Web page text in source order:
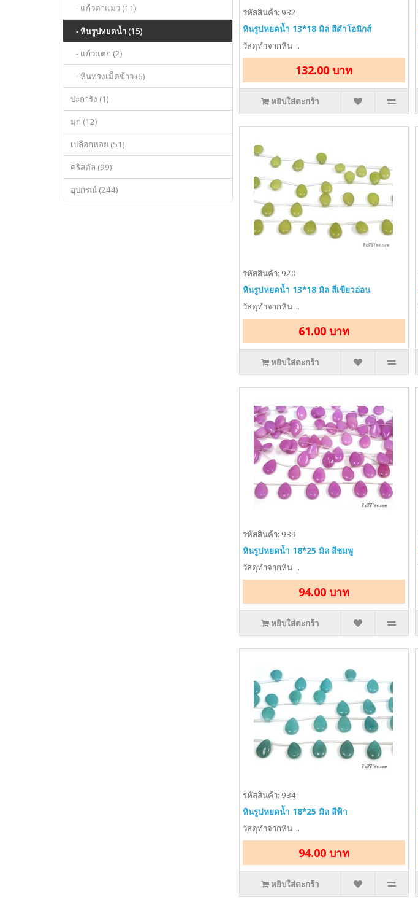
- แก้วตาแมว (11)
- หินรูปหยดน้ำ (15)
- แก้วแตก (2)
- หินทรงเม็ดข้าว (6)
ปะการัง (1)
มุก (12)
เปลือกหอย (51)
คริสตัล (99)
อุปกรณ์ (244)
รหัสสินค้า: 932
หินรูปหยดน้ำ 13*18 มิล สีดำโอนิกส์
วัสดุทำจากหิน ..
132.00 บาท
หยิบใส่ตะกร้า
รหัสสินค้า: 920
หินรูปหยดน้ำ 13*18 มิล สีเขียวอ่อน
วัสดุทำจากหิน ..
61.00 บาท
หยิบใส่ตะกร้า
รหัสสินค้า: 939
หินรูปหยดน้ำ 18*25 มิล สีชมพู
วัสดุทำจากหิน ..
94.00 บาท
หยิบใส่ตะกร้า
รหัสสินค้า: 934
หินรูปหยดน้ำ 18*25 มิล สีฟ้า
วัสดุทำจากหิน ..
94.00 บาท
หยิบใส่ตะกร้า